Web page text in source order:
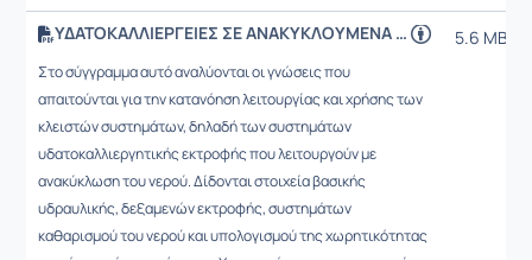
ΥΔΑΤΟΚΑΛΛΙΕΡΓΕΙΕΣ ΣΕ ΑΝΑΚΥΚΛΟΥΜΕΝΑ ΝΕΡΑ (Γ. Χώτος)
Στο σύγγραμμα αυτό αναλύονται οι γνώσεις που
απαιτούνται για την κατανόηση λειτουργίας και χρήσης των
κλειστών συστημάτων, δηλαδή των συστημάτων
υδατοκαλλιεργητικής εκτροφής που λειτουργούν με
ανακύκλωση του νερού. Δίδονται στοιχεία βασικής
υδραυλικής, δεξαμενών εκτροφής, συστημάτων
καθαρισμού του νερού και υπολογισμού της χωρητικότητας
5.6 MB